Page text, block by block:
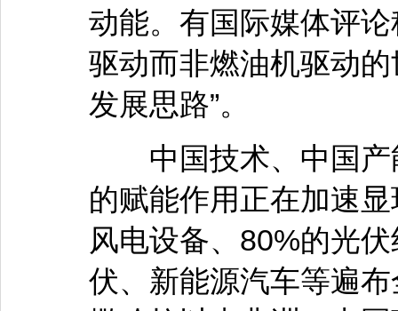
动能。有国际媒体评
驱动而非燃油机驱动
发展思路”。
中国技术、中国产
的赋能作用正在加速
风电设备、80%的光
伏、新能源汽车等遍